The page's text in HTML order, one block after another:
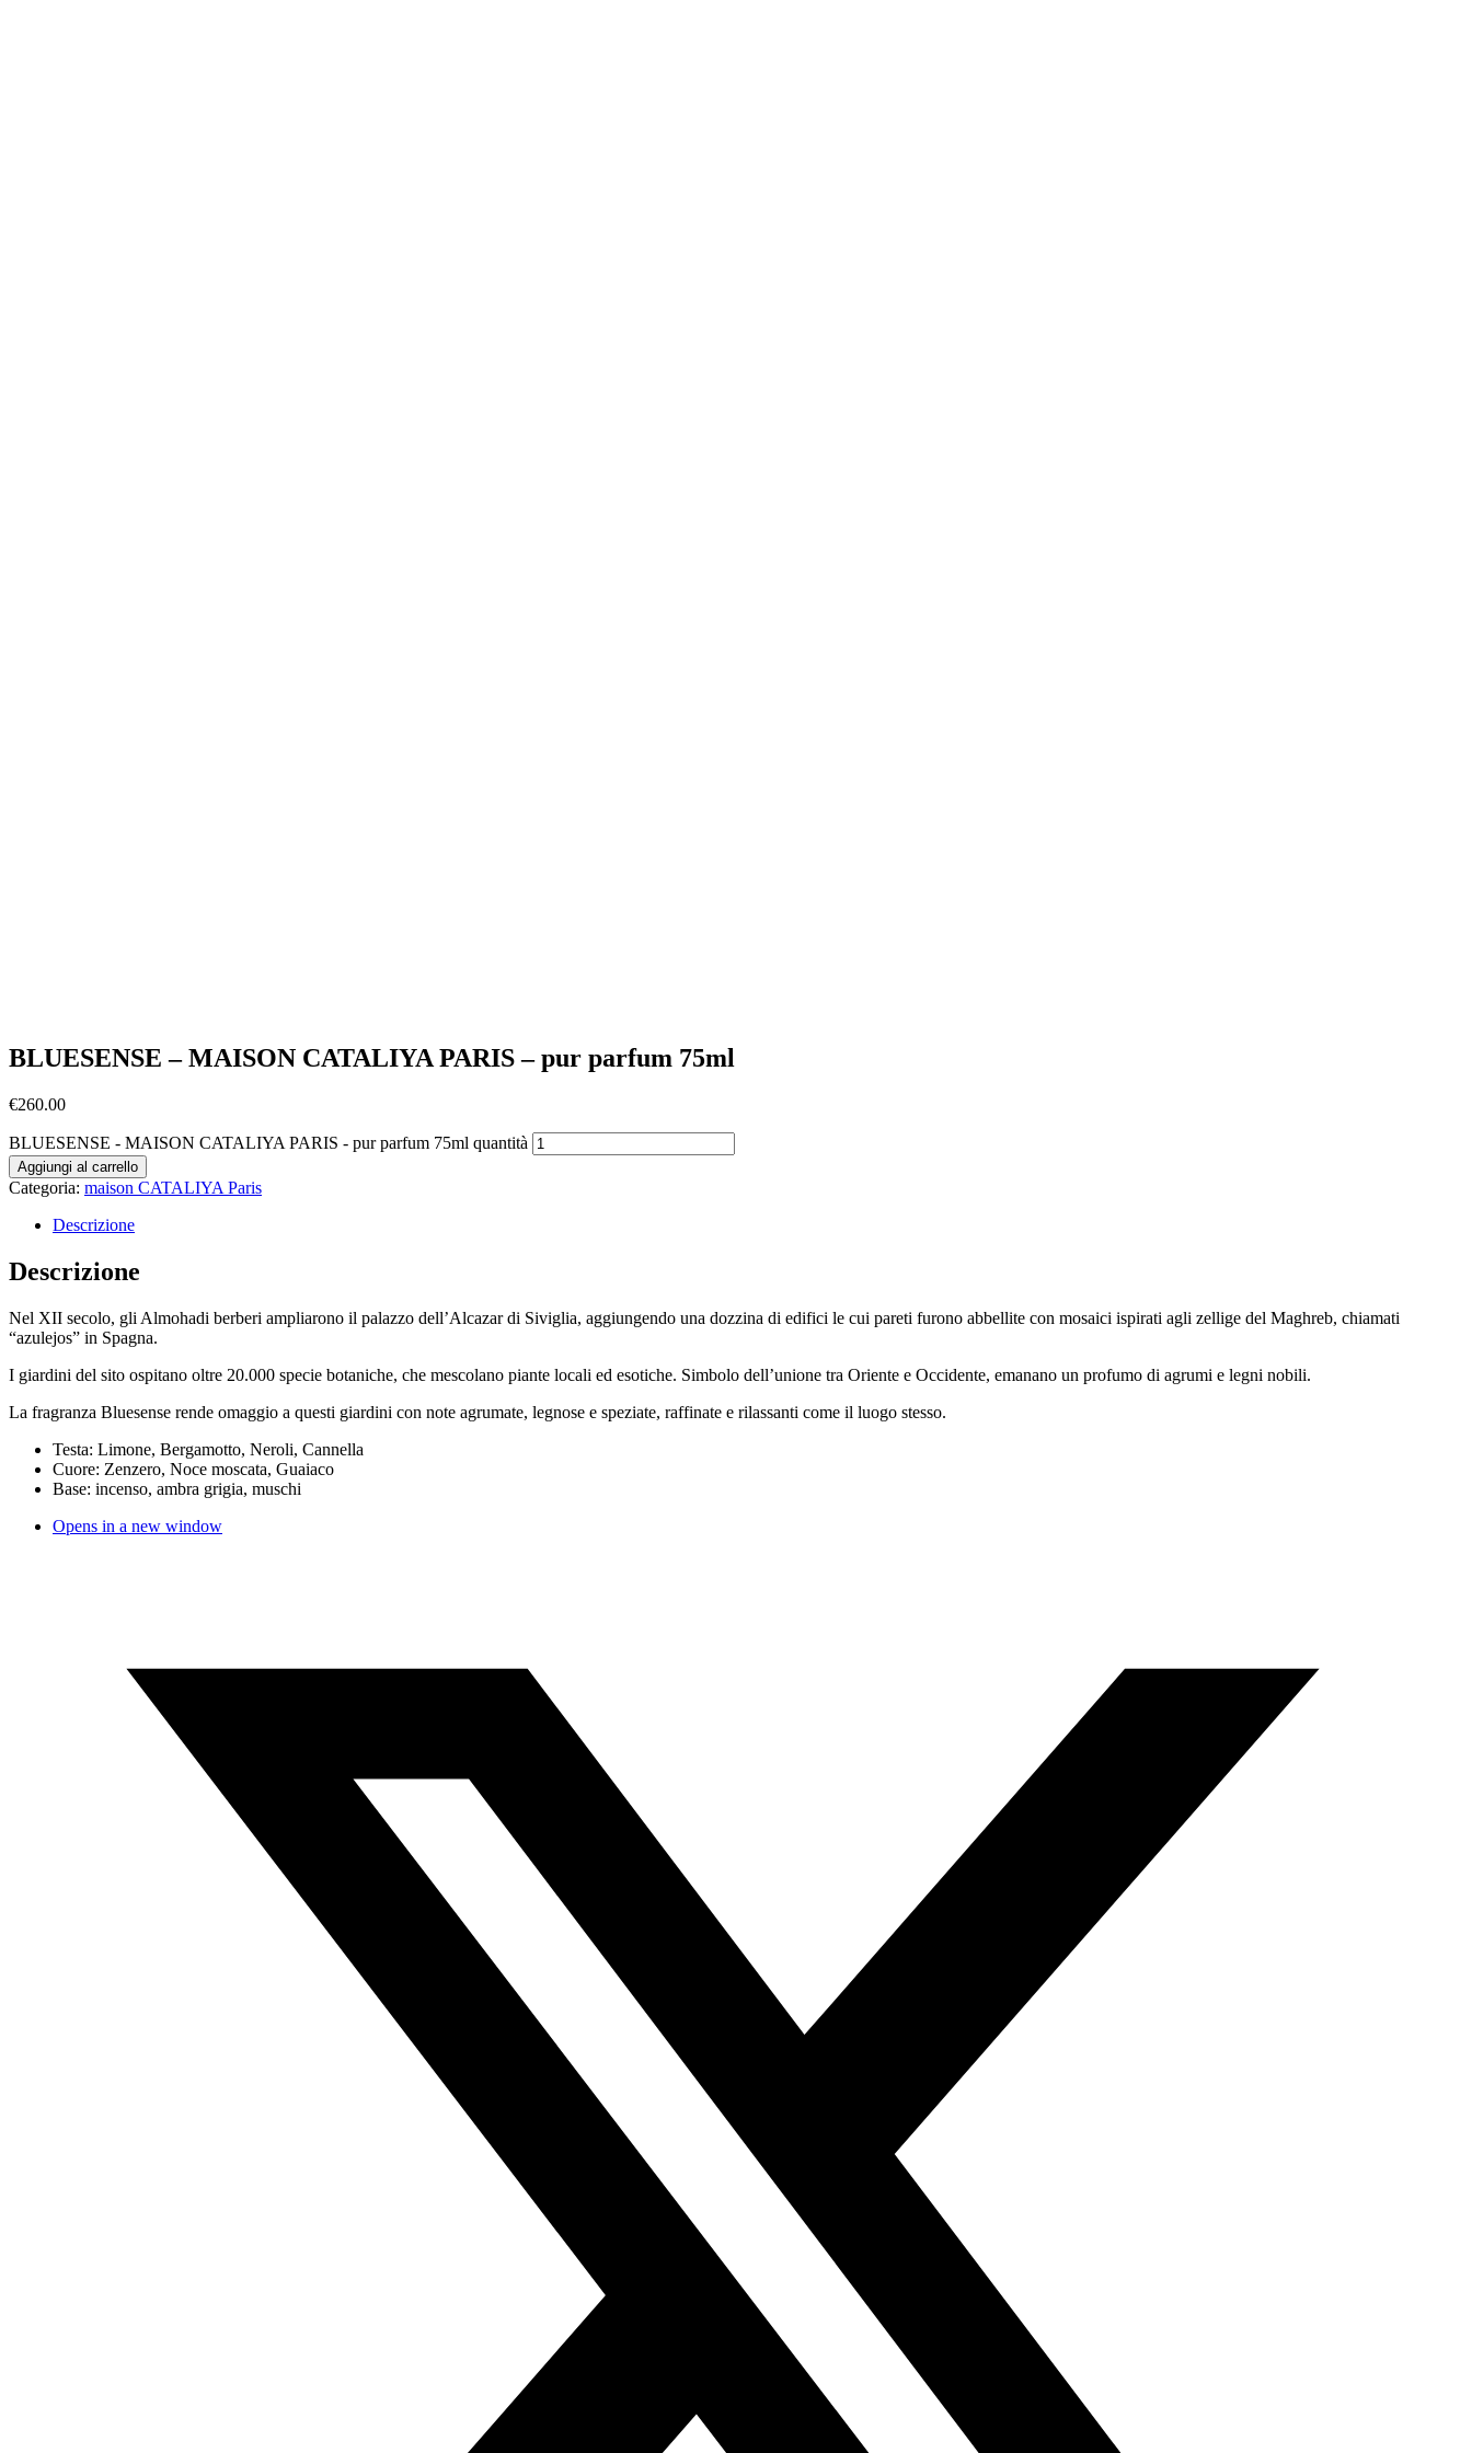
BLUESENSE – MAISON CATALIYA PARIS – pur parfum 75ml
€260.00
BLUESENSE - MAISON CATALIYA PARIS - pur parfum 75ml quantità
Aggiungi al carrello
Categoria: maison CATALIYA Paris
Descrizione
Descrizione
Nel XII secolo, gli Almohadi berberi ampliarono il palazzo dell’Alcazar di Siviglia, aggiungendo una dozzina di edifici le cui pareti furono abbellite con mosaici ispirati agli zellige del Maghreb, chiamati
“azulejos” in Spagna.
I giardini del sito ospitano oltre 20.000 specie botaniche, che mescolano piante locali ed esotiche. Simbolo dell’unione tra Oriente e Occidente, emanano un profumo di agrumi e legni nobili.
La fragranza Bluesense rende omaggio a questi giardini con note agrumate, legnose e speziate, raffinate e rilassanti come il luogo stesso.
Testa: Limone, Bergamotto, Neroli, Cannella
Cuore: Zenzero, Noce moscata, Guaiaco
Base: incenso, ambra grigia, muschi
Opens in a new window